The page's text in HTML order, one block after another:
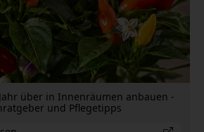
über in Innenräumen anbauen -
und Pflegetipps